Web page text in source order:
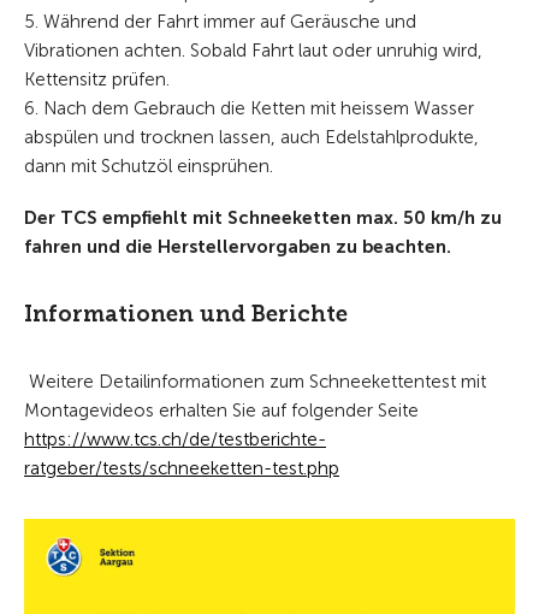
5. Während der Fahrt immer auf Geräusche und
Vibrationen achten. Sobald Fahrt laut oder unruhig wird,
Kettensitz prüfen.
6. Nach dem Gebrauch die Ketten mit heissem Wasser
abspülen und trocknen lassen, auch Edelstahlprodukte,
dann mit Schutzöl einsprühen.
Der TCS empfiehlt mit Schneeketten max. 50 km/h zu
fahren und die Herstellervorgaben zu beachten.
Informationen und Berichte
Weitere Detailinformationen zum Schneekettentest mit
Montagevideos erhalten Sie auf folgender Seite
https://www.tcs.ch/de/testberichte-
ratgeber/tests/schneeketten-test.php